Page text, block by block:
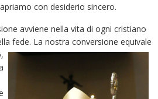
con desiderio sincero.
avviene nella vita di ogni cristiano
fede. La nostra conversione equivale